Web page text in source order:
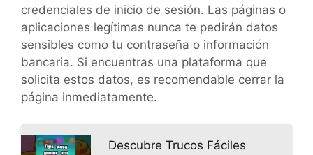
credenciales de inicio de sesión. Las páginas o
aplicaciones legítimas nunca te pedirán datos
sensibles como tu contraseña o información
bancaria. Si encuentras una plataforma que
solicita estos datos, es recomendable cerrar la
página inmediatamente.
Descubre Trucos Fáciles